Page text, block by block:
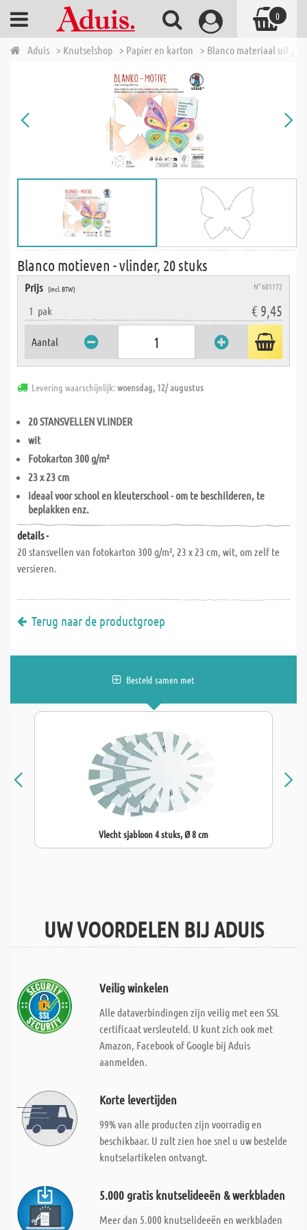
Aduis > Knutselshop > Papier en karton > Blanco materiaal uit
Blanco motieven - vlinder, 20 stuks
Prijs (incl. BTW) N° 601172
1 pak € 9,45
Aantal
Levering waarschijnlijk:woensdag, 12/ augustus
20 STANSVELLEN VLINDER
wit
Fotokarton 300 g/m²
23 x 23 cm
ideaal voor school en kleuterschool - om te beschilderen, te
beplakken enz.
details -
20 stansvellen van fotokarton 300 g/m², 23 x 23 cm, wit, om zelf te
versieren.
Terug naar de productgroep
Besteld samen met
Vlecht sjabloon 4 stuks, Ø 8 cm
UW VOORDELEN BIJ ADUIS
Veilig winkelen
Alle dataverbindingen zijn veilig met een SSL
certificaat versleuteld. U kunt zich ook met
Amazon, Facebook of Google bij Aduis
aanmelden.
Korte levertijden
99% van alle producten zijn voorradig en
beschikbaar. U zult zien hoe snel u uw bestelde
knutselartikelen ontvangt.
5.000 gratis knutselideeën & werkbladen
Meer dan 5.000 knutselideeën en werkbladen
0